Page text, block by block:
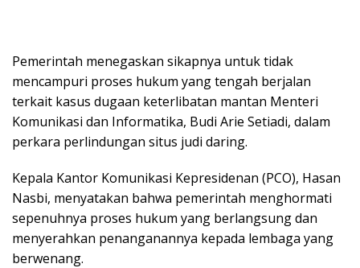
Pemerintah menegaskan sikapnya untuk tidak
mencampuri proses hukum yang tengah berjalan
terkait kasus dugaan keterlibatan mantan Menteri
Komunikasi dan Informatika, Budi Arie Setiadi, dalam
perkara perlindungan situs judi daring.
Kepala Kantor Komunikasi Kepresidenan (PCO), Hasan
Nasbi, menyatakan bahwa pemerintah menghormati
sepenuhnya proses hukum yang berlangsung dan
menyerahkan penanganannya kepada lembaga yang
berwenang.